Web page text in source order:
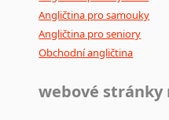
Angličtina pro samouky
Angličtina pro seniory
Obchodní angličtina
webové